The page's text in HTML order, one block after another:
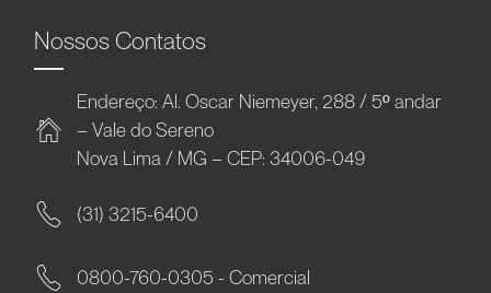
Nossos Contatos
Endereço: Al. Oscar Niemeyer, 288 / 5º andar
– Vale do Sereno
Nova Lima / MG – CEP: 34006-049
(31) 3215-6400
0800-760-0305 - Comercial